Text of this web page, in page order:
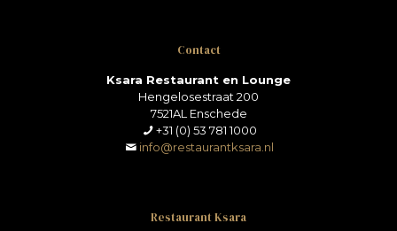
Contact
Ksara Restaurant en Lounge
Hengelosestraat 200
7521AL Enschede
+31 (0) 53 781 1000
info@restaurantksara.nl
Restaurant Ksara